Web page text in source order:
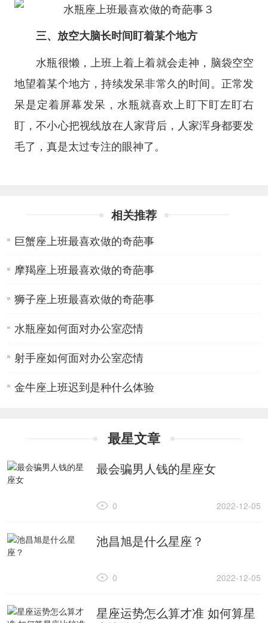
三、放空大脑长时间盯着某个地方
水瓶很懒，上班上着上着就会走神，脑袋空空
地望着某个地方，持续发呆非常久的时间。正常发
呆是定着屏幕发呆，水瓶就喜欢上盯下盯左盯右
盯，不小心把视线放在人家背后，人家浑身都要发
毛了，真是太过专注的眼神了。
相关推荐
巨蟹座上班最喜欢做的奇葩事
摩羯座上班最喜欢做的奇葩事
狮子座上班最喜欢做的奇葩事
水瓶座如何面对办公室恋情
射手座如何面对办公室恋情
金牛座上班迟到是种什么体验
最星文章
最会骗男人钱的星座女
2022-12-05
0
池昌旭是什么星座？
2022-12-05
0
星座运势怎么算才准 如何算星